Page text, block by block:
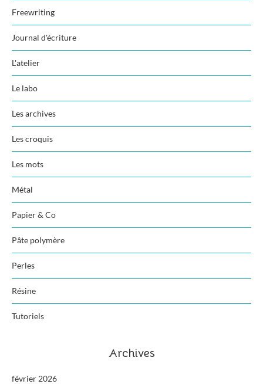
Freewriting
Journal d'écriture
L'atelier
Le labo
Les archives
Les croquis
Les mots
Métal
Papier & Co
Pâte polymère
Perles
Résine
Tutoriels
Archives
février 2026